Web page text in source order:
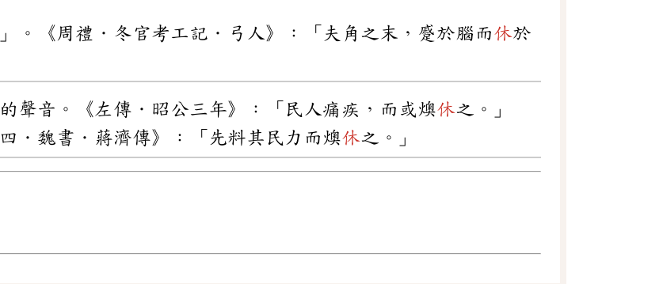
」。《周禮．冬官考工記．弓人》：「夫角之末，蹙於腦而休於
聲音。《左傳．昭公三年》：「民人痛疾，而或燠休之。」
．魏書．蔣濟傳》：「先料其民力而燠休之。」